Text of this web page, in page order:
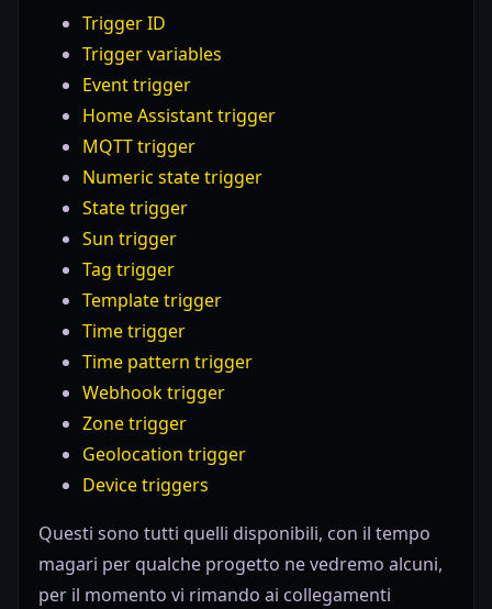
Trigger ID
Trigger variables
Event trigger
Home Assistant trigger
MQTT trigger
Numeric state trigger
State trigger
Sun trigger
Tag trigger
Template trigger
Time trigger
Time pattern trigger
Webhook trigger
Zone trigger
Geolocation trigger
Device triggers
Questi sono tutti quelli disponibili, con il tempo
magari per qualche progetto ne vedremo alcuni,
per il momento vi rimando ai collegamenti